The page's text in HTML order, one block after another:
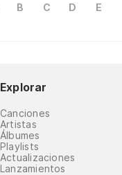
B C D E
Explorar
Canciones
Artistas
Álbumes
Playlists
Actualizaciones
Lanzamientos